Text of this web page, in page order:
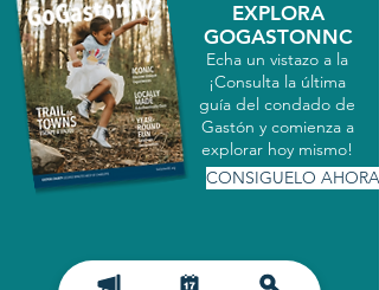
EXPLORA
GOGASTONNC
Echa un vistazo a la
¡Consulta la última
guía del condado de
Gastón y comienza a
explorar hoy mismo!
CONSIGUELO AHORA